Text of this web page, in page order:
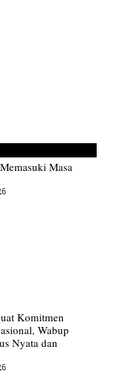
Masa
Komitmen
Wabup
Nyata dan